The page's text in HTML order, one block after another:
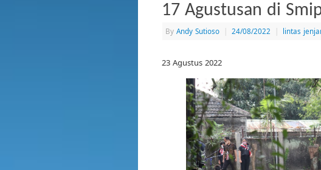
17 Agustusan di
By Andy Sutioso | 24/08/2022 | lintas
23 Agustus 2022